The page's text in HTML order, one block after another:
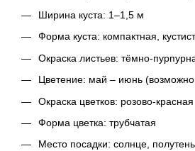
Ширина куста: 1–1,5 м
Форма куста: компактная,
Окраска листьев: тёмно-
Цветение: май – июнь (возможно
Окраска цветков: розово-красная
Форма цветка: трубчатая
Место посадки: солнце, полутень